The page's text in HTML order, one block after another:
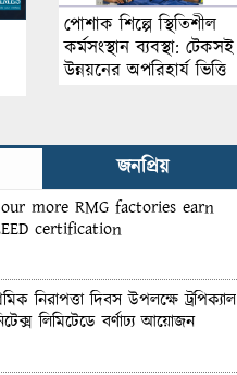
পোশাক শিল্পে স্থিতিশীল
কর্মসংস্থান ব্যবস্থা: টেকসই
উন্নয়নের অপরিহার্য ভিত্তি
জনপ্রিয়
more RMG factories earn
certification
নিরাপত্তা দিবস উপলক্ষে ট্রপিক্যাল
লিমিটেডে বর্ণাঢ্য আয়োজন